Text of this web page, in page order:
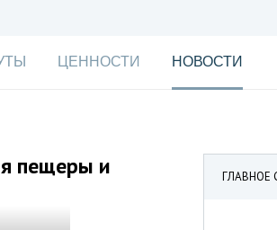
ЦЕННОСТИ НОВОСТИ
ГЛАВНОЕ
пещеры и